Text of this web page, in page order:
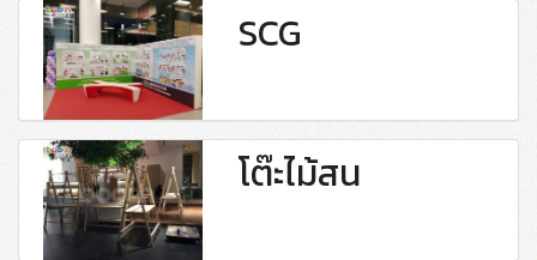
SCG
โต๊ะไม้สน